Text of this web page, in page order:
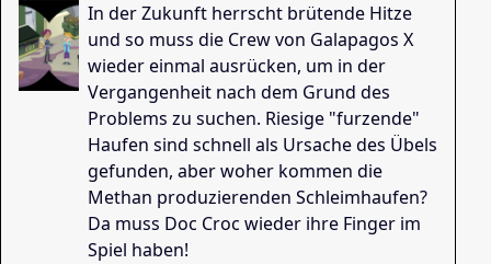
In der Zukunft herrscht brütende Hitze
und so muss die Crew von Galapagos X
wieder einmal ausrücken, um in der
Vergangenheit nach dem Grund des
Problems zu suchen. Riesige "furzende"
Haufen sind schnell als Ursache des Übels
gefunden, aber woher kommen die
Methan produzierenden Schleimhaufen?
Da muss Doc Croc wieder ihre Finger im
Spiel haben!